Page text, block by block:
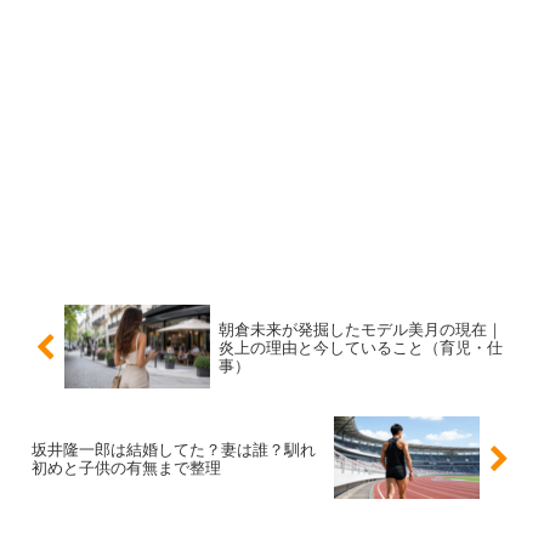
監察医 朝顔：桑原つぐみ役
家庭教師のトラコ ：中村知恵役
映画「1秒先の彼」：レイカ（幼少期）役
朝倉未来が発掘したモデル美月の現在｜
炎上の理由と今していること（育児・仕
事）
坂井隆一郎は結婚してた？妻は誰？馴れ
初めと子供の有無まで整理